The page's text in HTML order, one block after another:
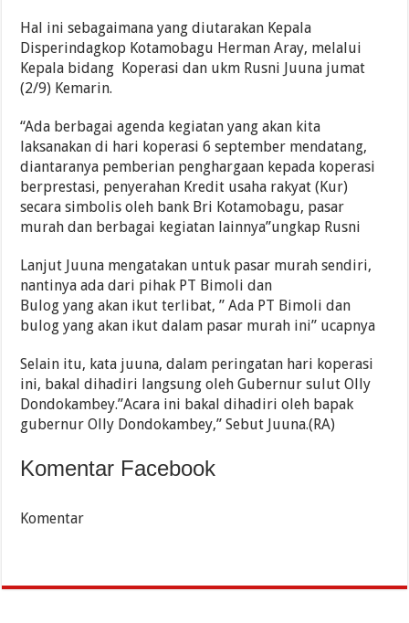
Hal ini sebagaimana yang diutarakan Kepala
Disperindagkop Kotamobagu Herman Aray, melalui
Kepala bidang Koperasi dan ukm Rusni Juuna jumat
(2/9) Kemarin.
“Ada berbagai agenda kegiatan yang akan kita
laksanakan di hari koperasi 6 september mendatang,
diantaranya pemberian penghargaan kepada koperasi
berprestasi, penyerahan Kredit usaha rakyat (Kur)
secara simbolis oleh bank Bri Kotamobagu, pasar
murah dan berbagai kegiatan lainnya”ungkap Rusni
Lanjut Juuna mengatakan untuk pasar murah sendiri,
nantinya ada dari pihak PT Bimoli dan
Bulog yang akan ikut terlibat, ” Ada PT Bimoli dan
bulog yang akan ikut dalam pasar murah ini” ucapnya
Selain itu, kata juuna, dalam peringatan hari koperasi
ini, bakal dihadiri langsung oleh Gubernur sulut Olly
Dondokambey.”Acara ini bakal dihadiri oleh bapak
gubernur Olly Dondokambey,” Sebut Juuna.(RA)
Komentar Facebook
Komentar